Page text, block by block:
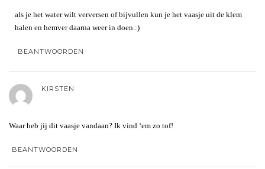
als je het water wilt verversen of bijvullen kun je het vaasje uit de klem
halen en hemver daarna weer in doen.:)
BEANTWOORDEN
KIRSTEN
Waar heb jij dit vaasje vandaan? Ik vind ‘em zo tof!
BEANTWOORDEN